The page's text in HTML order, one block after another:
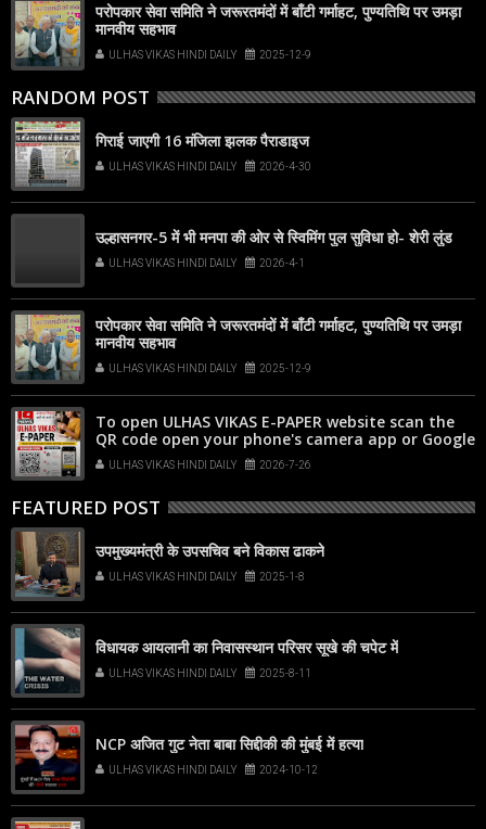
परोपकार सेवा समिति ने जरूरतमंदों में बाँटी गर्माहट, पुण्यतिथि पर उमड़ा
मानवीय सहभाव
ULHAS VIKAS HINDI DAILY 2025-12-9
RANDOM POST
गिराई जाएगी 16 मंजिला झलक पैराडाइज
ULHAS VIKAS HINDI DAILY 2026-4-30
उल्हासनगर-5 में भी मनपा की ओर से स्विमिंग पुल सुविधा हो- शेरी लुंड
ULHAS VIKAS HINDI DAILY 2026-4-1
परोपकार सेवा समिति ने जरूरतमंदों में बाँटी गर्माहट, पुण्यतिथि पर उमड़ा
मानवीय सहभाव
ULHAS VIKAS HINDI DAILY 2025-12-9
To open ULHAS VIKAS E-PAPER website scan the
QR code open your phone's camera app or Google
Lens, point it at the code, and tap the web link
popup that appears on your screen
ULHAS VIKAS HINDI DAILY 2026-7-26
FEATURED POST
उपमुख्यमंत्री के उपसचिव बने विकास ढाकने
ULHAS VIKAS HINDI DAILY 2025-1-8
विधायक आयलानी का निवासस्थान परिसर सूखे की चपेट में
ULHAS VIKAS HINDI DAILY 2025-8-11
NCP अजित गुट नेता बाबा सिद्दीकी की मुंबई में हत्या
ULHAS VIKAS HINDI DAILY 2024-10-12